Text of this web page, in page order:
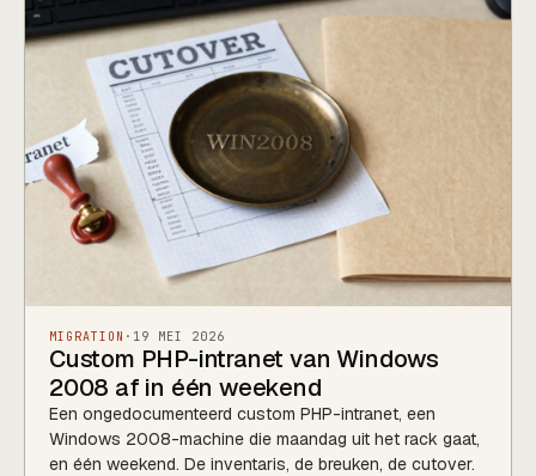
MIGRATION · 19 MEI 2026
Custom PHP-intranet van Windows
2008 af in één weekend
Een ongedocumenteerd custom PHP-intranet, een
Windows 2008-machine die maandag uit het rack gaat,
en één weekend. De inventaris, de breuken, de cutover.